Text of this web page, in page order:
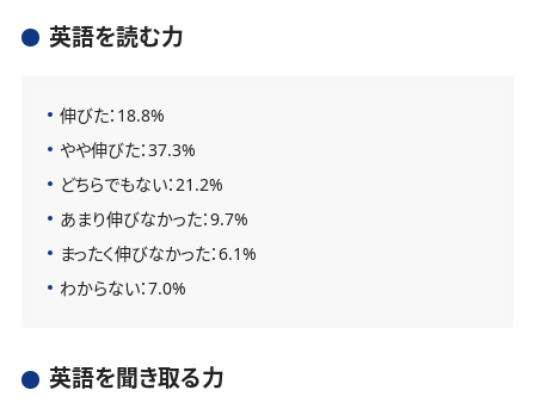
英語を読む力
伸びた：18.8%
やや伸びた：37.3%
どちらでもない：21.2%
あまり伸びなかった：9.7%
まったく伸びなかった：6.1%
わからない：7.0%
英語を聞き取る力